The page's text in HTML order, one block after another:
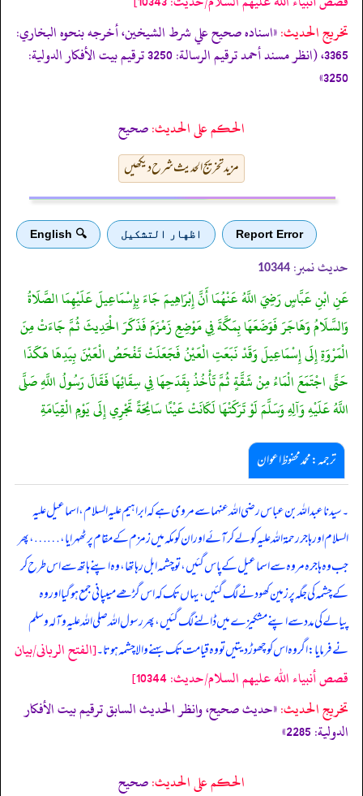
تخریج الحدیث:«اسناده صحيح علي شرط الشيخين، أخرجه بنحوه البخاري:
3365، (انظر مسند أحمد ترقيم الرسالة: 3250 ترقیم بيت الأفكار الدولية:
3250»
الحكم على الحديث:صحیح
مزید تخریج الحدیث شرح دیکھیں
Report Error اظهار التشكيل 🔍 English
حدیث نمبر: 10344
عَنِ ابْنِ عَبَّاسٍ رَضِيَ اللَّهُ عَنْهُمَا أَنَّ إِبْرَاهِيمَ جَاءَ بِإِسْمَاعِيلَ عَلَيْهِمَا الصَّلَاةُ
وَالسَّلَامُ وَهَاجَرَ فَوَضَعَهَا بِمَكَّةَ فِي مَوْضِعِ زَمْزَمَ فَذَكَرَ الْحَدِيثَ ثُمَّ جَاءَتْ مِنَ
الْمَرْوَةِ إِلَى إِسْمَاعِيلَ وَقَدْ نَبَعَتِ الْعَيْنُ فَجَعَلَتْ تَفْحَصُ الْعَيْنَ بِيَدِهَا هَكَذَا
حَتَّى اجْتَمَعَ الْمَاءُ مِنْ شَقَّةٍ ثُمَّ تَأْخُذُ بِقَدَحِهَا فِي سِقَائِهَا فَقَالَ رَسُولُ اللَّهِ صَلَّى
اللَّهُ عَلَيْهِ وَآلِهِ وَسَلَّمَ لَوْ تَرَكَتْهَا لَكَانَتْ عَيْنًا سَائِحَةً تَجْرِي إِلَى يَوْمِ الْقِيَامَةِ
ترجمہ:محمد محفوظ اعوان
۔ سیدنا عبد اللہ بن عباس رضی اللہ عنہما سے مروی ہے کہ ابراہیم علیہ السلام، اسماعیل علیہ
السلام اور ہاجر رحمۃ اللہ علیہ کو لے کر آئے اور ان کو مکہ میں زمزم کے مقام پر ٹھہرایا، … …، پھر
جب وہ ہاجرہ مروہ سے اسماعیل کے پاس گئیں، تو چشمہ ابل رہا تھا، وہ اپنے ہاتھ سے اس طرح کر
کے چشمہ کی جگہ پر زمین کھودنے لگ گئیں،یہاں تک کہ اس گڑھے میںپانی جمع ہو گیا اور وہ
پیالے کی مدد سے اپنے مشکیزے میں ڈالنے لگ گئیں، پھر رسول اللہ صلی اللہ علیہ وآلہ وسلم
نے فرمایا: اگر وہ اس کو چھوڑ دیتیں تو وہ قیامت تک بہنے والا چشمہ ہوتا۔[الفتح الربانی/بيان
قصص أنبياء الله عليهم السلام/حدیث: 10344]
تخریج الحدیث:«حديث صحيح، وانظر الحديث السابق ترقیم بيت الأفكار
الدولية: 2285»
الحكم على الحديث:صحیح